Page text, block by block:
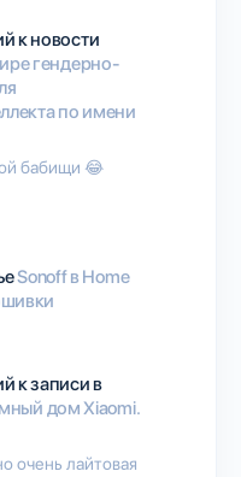
к новости
гендерно-
по имени
бабищи 😂
Sonoff в Home
к записи в
дом Xiaomi.
очень лайтовая